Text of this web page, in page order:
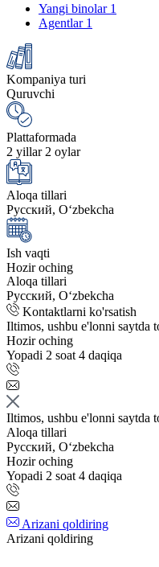
Yangi binolar 1
Agentlar 1
Kompaniya turi
Quruvchi
Plattaformada
2 yillar 2 oylar
Aloqa tillari
Русский, Oʻzbekcha
Ish vaqti
Hozir oching
Aloqa tillari
Русский, Oʻzbekcha
Kontaktlarni ko'rsatish
Iltimos, ushbu e'lonni saytda
Hozir oching
Yopadi 2 soat 4 daqiqa
Iltimos, ushbu e'lonni saytda
Aloqa tillari
Русский, Oʻzbekcha
Hozir oching
Yopadi 2 soat 4 daqiqa
Arizani qoldiring
Arizani qoldiring